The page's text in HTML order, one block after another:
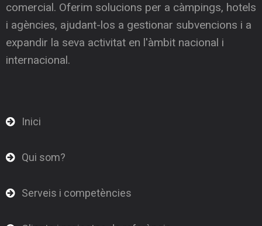
comercial. Oferim solucions per a càmpings, hotels
i agències, ajudant-los a gestionar subvencions i a
expandir la seva activitat en l'àmbit nacional i
internacional.
Inici
Qui som?
Serveis i competències